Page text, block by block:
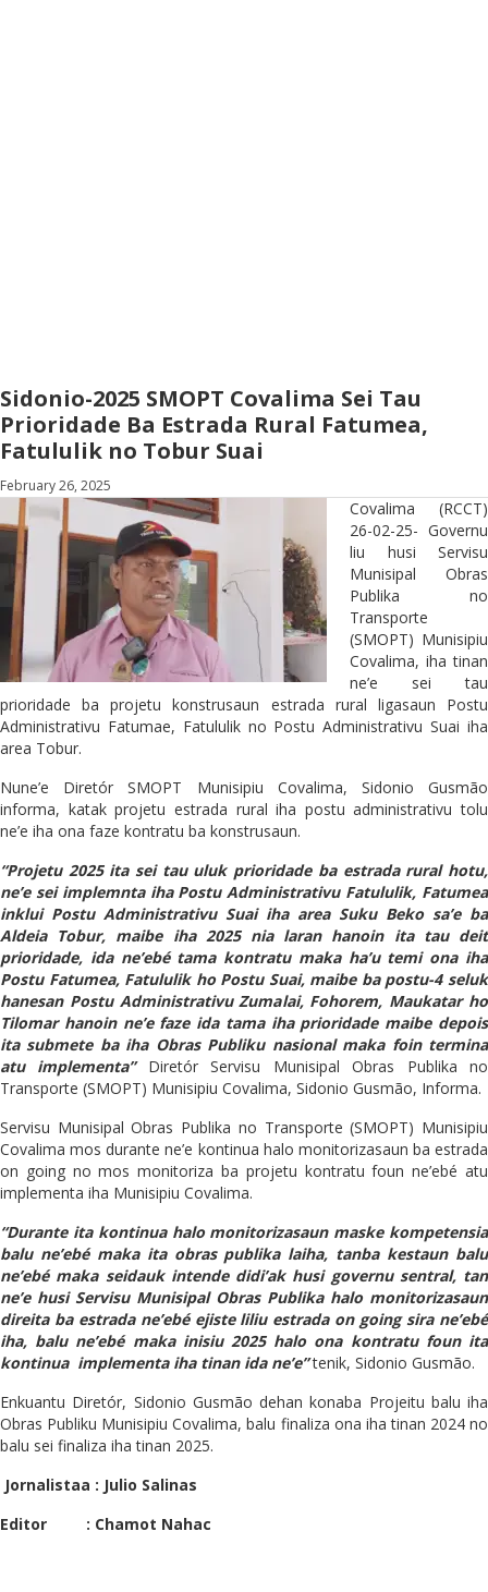
Sidonio-2025 SMOPT Covalima Sei Tau
Prioridade Ba Estrada Rural Fatumea,
Fatululik no Tobur Suai
February 26, 2025
Covalima (RCCT)
26-02-25- Governu
liu husi Servisu
Munisipal Obras
Publika no
Transporte
(SMOPT) Munisipiu
Covalima, iha tinan
ne’e sei tau
prioridade ba projetu konstrusaun estrada rural ligasaun Postu
Administrativu Fatumae, Fatululik no Postu Administrativu Suai iha
area Tobur.
Nune’e Diretór SMOPT Munisipiu Covalima, Sidonio Gusmão
informa, katak projetu estrada rural iha postu administrativu tolu
ne’e iha ona faze kontratu ba konstrusaun.
“Projetu 2025 ita sei tau uluk prioridade ba estrada rural hotu,
ne’e sei implemnta iha Postu Administrativu Fatululik, Fatumea
inklui Postu Administrativu Suai iha area Suku Beko sa’e ba
Aldeia Tobur, maibe iha 2025 nia laran hanoin ita tau deit
prioridade, ida ne’ebé tama kontratu maka ha’u temi ona iha
Postu Fatumea, Fatululik ho Postu Suai, maibe ba postu-4 seluk
hanesan Postu Administrativu Zumalai, Fohorem, Maukatar ho
Tilomar hanoin ne’e faze ida tama iha prioridade maibe depois
ita submete ba iha Obras Publiku nasional maka foin termina
atu implementa”Diretór Servisu Munisipal Obras Publika no
Transporte (SMOPT) Munisipiu Covalima, Sidonio Gusmão, Informa.
Servisu Munisipal Obras Publika no Transporte (SMOPT) Munisipiu
Covalima mos durante ne’e kontinua halo monitorizasaun ba estrada
on going no mos monitoriza ba projetu kontratu foun ne’ebé atu
implementa iha Munisipiu Covalima.
“Durante ita kontinua halo monitorizasaun maske kompetensia
balu ne’ebé maka ita obras publika laiha, tanba kestaun balu
ne’ebé maka seidauk intende didi’ak husi governu sentral, tan
ne’e husi Servisu Munisipal Obras Publika halo monitorizasaun
direita ba estrada ne’ebé ejiste liliu estrada on going sira ne’ebé
iha, balu ne’ebé maka inisiu 2025 halo ona kontratu foun ita
kontinua implementa iha tinan ida ne’e”tenik, Sidonio Gusmão.
Enkuantu Diretór, Sidonio Gusmão dehan konaba Projeitu balu iha
Obras Publiku Munisipiu Covalima, balu finaliza ona iha tinan 2024 no
balu sei finaliza iha tinan 2025.
Jornalistaa : Julio Salinas
Editor : Chamot Nahac